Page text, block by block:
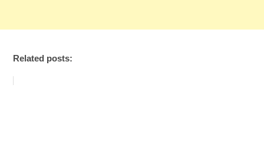
Related posts: